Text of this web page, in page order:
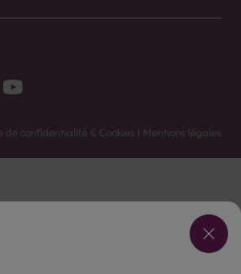
de confidentialité & Cookies | Mentions légales
Contactez votre caviste pour plus de renseignements.
POUR LA SANTÉ, À CONSOMMER AVEC MODÉRATION.